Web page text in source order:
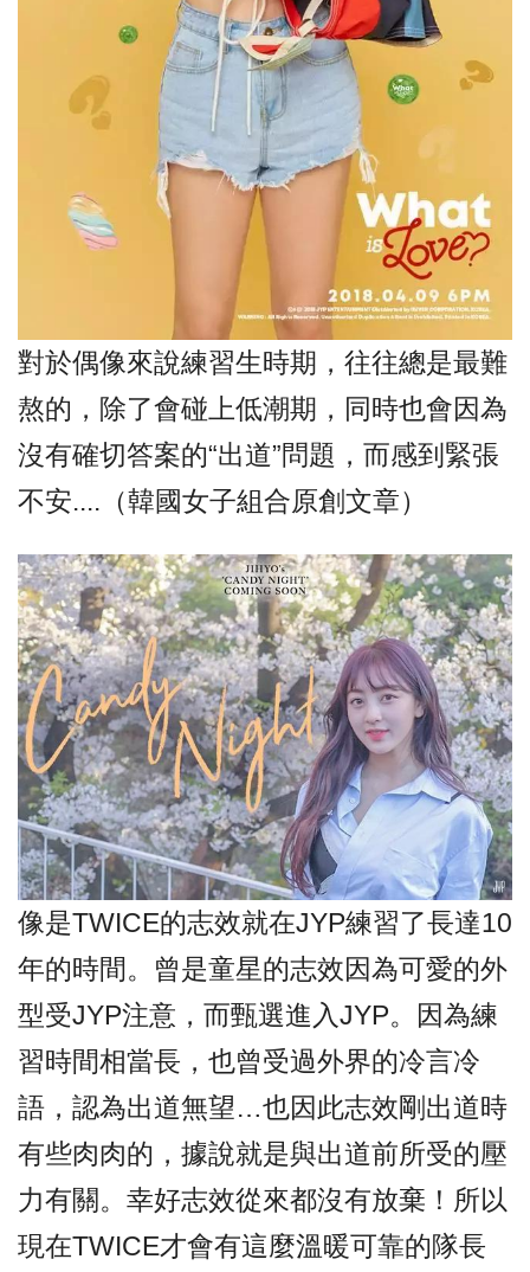
對於偶像來說練習生時期，往往總是最難
熬的，除了會碰上低潮期，同時也會因為
沒有確切答案的“出道”問題，而感到緊張
不安....（韓國女子組合原創文章）
像是TWICE的志效就在JYP練習了長達10
年的時間。 曾是童星的志效因為可愛的外
型受JYP注意，而甄選進入JYP。 因為練
習時間相當長，也曾受過外界的冷言冷
語，認為出道無望…也因此志效剛出道時
有些肉肉的，據說就是與出道前所受的壓
力有關。 幸好志效從來都沒有放棄！ 所以
現在TWICE才會有這麼溫暖可靠的隊長